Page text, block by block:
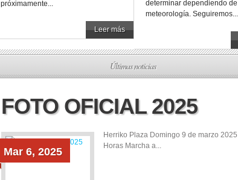
próximamente...
Leer más
determinar dependiendo
meteorología. Seguiremos...
Últimas noticias
FOTO OFICIAL 2025
Mar 6, 2025
Herriko Plaza Domingo 9 de marzo
Horas Marcha a...